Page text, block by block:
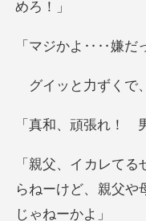
‥‥嫌だ
くで
張れ！
らねーけど、親父や